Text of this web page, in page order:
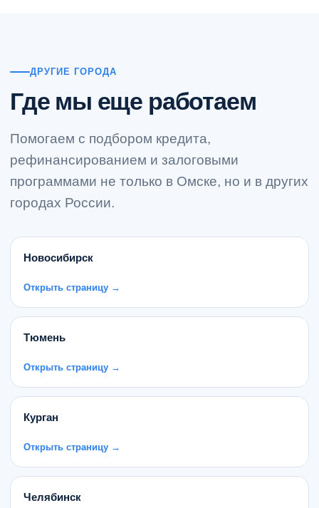
ДРУГИЕ ГОРОДА
Где мы еще работаем
Помогаем с подбором кредита,
рефинансированием и залоговыми
программами не только в Омске, но и в других
городах России.
Новосибирск
Открыть страницу →
Тюмень
Открыть страницу →
Курган
Открыть страницу →
Челябинск